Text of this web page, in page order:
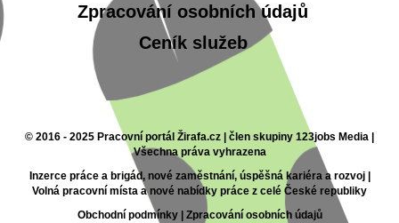
Zpracování osobních údajů
Ceník služeb
© 2016 - 2025 Pracovní portál Žirafa.cz | člen skupiny 123jobs Media |
Všechna práva vyhrazena
Inzerce práce a brigád, nové zaměstnání, úspěšná kariéra a rozvoj |
Volná pracovní místa a nové nabídky práce z celé České republiky
Obchodní podmínky| Zpracování osobních údajů